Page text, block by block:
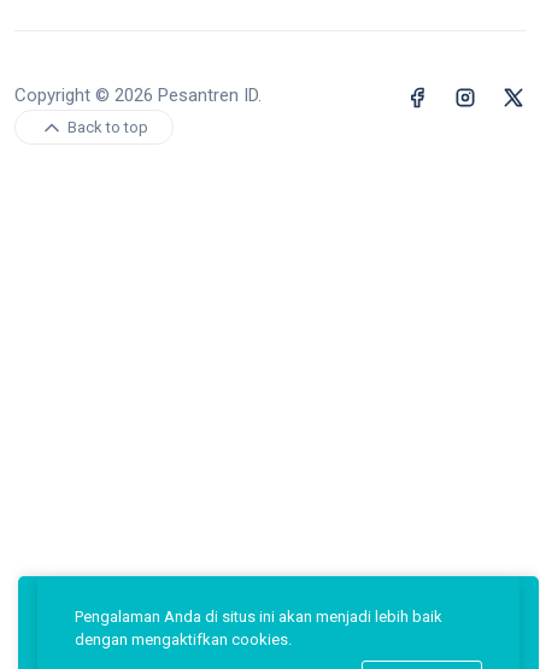
Copyright © 2026 Pesantren ID.
Back to top
Pengalaman Anda di situs ini akan menjadi lebih baik
dengan mengaktifkan cookies.